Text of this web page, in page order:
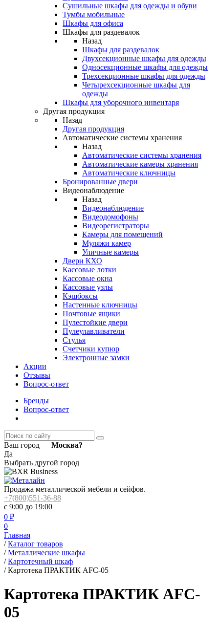
Сушильные шкафы для одежды и обуви
Тумбы мобильные
Шкафы для офиса
Шкафы для раздевалок
Назад
Шкафы для раздевалок
Двухсекционные шкафы для одежды
Односекционные шкафы для одежды
Трехсекционные шкафы для одежды
Четырехсекционные шкафы для
одежды
Шкафы для уборочного инвентаря
Другая продукция
Назад
Другая продукция
Автоматические системы хранения
Назад
Автоматические системы хранения
Автоматические камеры хранения
Автоматические ключницы
Бронированные двери
Видеонаблюдение
Назад
Видеонаблюдение
Видеодомофоны
Видеорегистраторы
Камеры для помещений
Муляжи камер
Уличные камеры
Двери КХО
Кассовые лотки
Кассовые окна
Кассовые узлы
Кэшбоксы
Настенные ключницы
Почтовые ящики
Пулестойкие двери
Пулеулавливатели
Стулья
Счетчики купюр
Электронные замки
Акции
Отзывы
Вопрос-ответ
Бренды
Вопрос-ответ
Ваш город — Москва?
Да
Выбрать другой город
Продажа металлической мебели и сейфов.
+7(800)551-36-88
с 9:00 до 19:00
0 ₽
0
Главная
/ Каталог товаров
/ Металлические шкафы
/ Картотечный шкаф
/ Картотека ПРАКТИК AFC-05
Картотека ПРАКТИК AFC-
05